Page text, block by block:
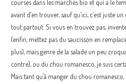
courses dans les marchés bio et qui a le
avant d’en trouver, sauf qu’ici, c’est juste
tout partout. Si vous en trouvez pas,
(enfin, mettez pas du saucisson en
plus), mais genre de la salade un peu
contre), ou du chou romanesco, je suis
Mais tant qu’à manger du chou